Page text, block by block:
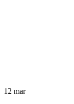
12 mar